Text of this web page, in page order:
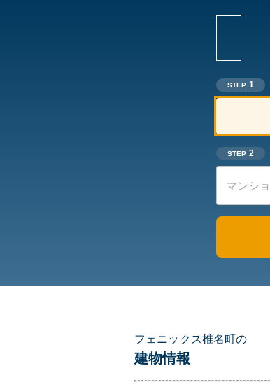
STEP 1
STEP 2
フェニックス椎名町の
建物情報